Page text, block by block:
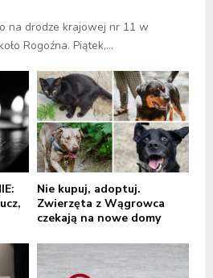
na drodze krajowej nr 11 w
Rogoźna. Piątek,...
Nie kupuj, adoptuj.
Zwierzęta z Wągrowca
czekają na nowe domy